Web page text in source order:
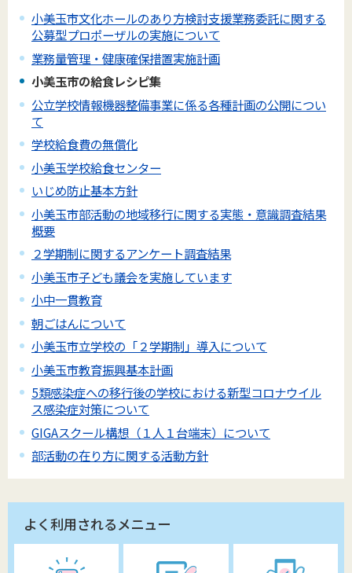
小美玉市文化ホールのあり方検討支援業務委託に関する
公募型プロポーザルの実施について
業務量管理・健康確保措置実施計画
小美玉市の給食レシピ集
公立学校情報機器整備事業に係る各種計画の公開につい
て
学校給食費の無償化
小美玉学校給食センター
いじめ防止基本方針
小美玉市部活動の地域移行に関する実態・意識調査結果
概要
２学期制に関するアンケート調査結果
小美玉市子ども議会を実施しています
小中一貫教育
朝ごはんについて
小美玉市立学校の「２学期制」導入について
小美玉市教育振興基本計画
5類感染症への移行後の学校における新型コロナウイル
ス感染症対策について
GIGAスクール構想（１人１台端末）について
部活動の在り方に関する活動方針
よく利用されるメニュー